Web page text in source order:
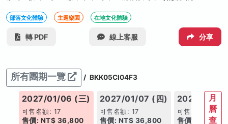
部落文化體驗 主題樂園 在地文化體驗
轉 PDF 線上客服 分享
所有團期一覽 / BKK05CI04F3
2027/01/06 (三)
可售名額: 17
售價: NT$ 36,800
2027/01/07 (四)
可售名額: 17
售價: NT$ 36,800
2027/01/
可售名額: 17
售價: NT$
月
曆
查